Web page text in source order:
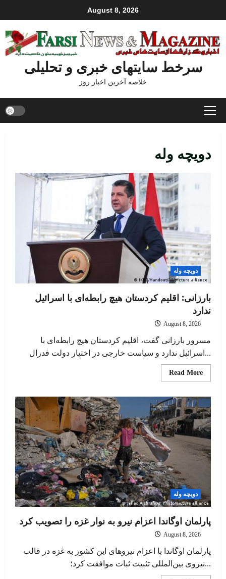
August 8, 2026
سرخط سایتهای خبری و تحلیلی
خلاصه آخرین اخبار روز
دویچه وله
دویچه وله
بارزانی: اقلیم کردستان هیچ رابطه‌ای با اسرائیل
ندارد
August 8, 2026
مسرور بارزانی گفت، اقلیم کردستان هیچ رابطه‌ای با
اسرائیل ندارد و سیاست خارجی در اختیار دولت فدرال...
Read MoreRead
اقلیم
هیچ
با
دویچه وله
پارلمان اوگاندا اعزام نیرو به نوار غزه را تصویب کرد
August 8, 2026
پارلمان اوگاندا با اعزام نیروهای این کشور به غزه در قالب
نیروی بین‌المللی تثبیت ثبات موافقت کرد؛...